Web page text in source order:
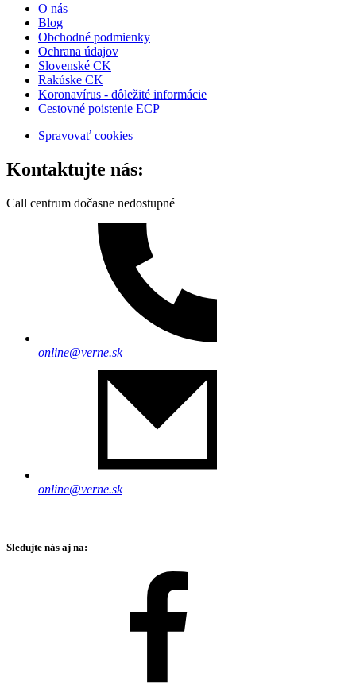
O nás
Blog
Obchodné podmienky
Ochrana údajov
Slovenské CK
Rakúske CK
Koronavírus - dôležité informácie
Cestovné poistenie ECP
Spravovať cookies
Kontaktujte nás:
Call centrum dočasne nedostupné
online@verne.sk
online@verne.sk
Sledujte nás aj na: